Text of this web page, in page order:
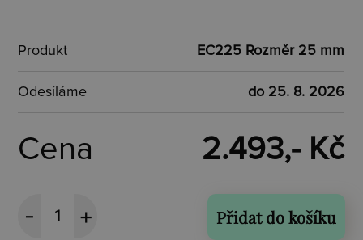
Produkt EC225 Rozměr 25 mm
Odesíláme do 25. 8. 2026
Cena 2.493,- Kč
Přidat do košíku